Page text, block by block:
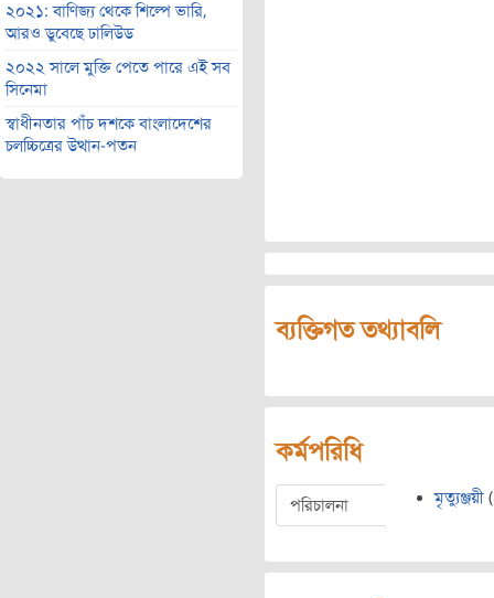
২০২১: বাণিজ্য থেকে শিল্পে ভারি,
আরও ডুবেছে ঢালিউড
২০২২ সালে মুক্তি পেতে পারে এই সব
সিনেমা
স্বাধীনতার পাঁচ দশকে বাংলাদেশের
চলচ্চিত্রের উত্থান-পতন
ব্যক্তিগত তথ্যাবলি
কর্মপরিধি
পরিচালনা মৃত্যুঞ্জয়ী (